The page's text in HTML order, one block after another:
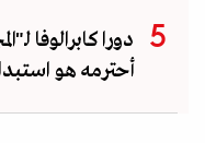
دورا كابرالوفا
أحترمه هو